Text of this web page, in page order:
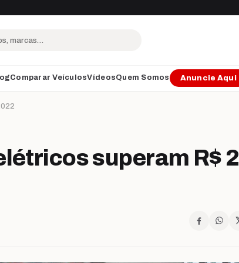
Comparar VeículosVídeosQuem Somos Anuncie Aqui
superam R$ 2